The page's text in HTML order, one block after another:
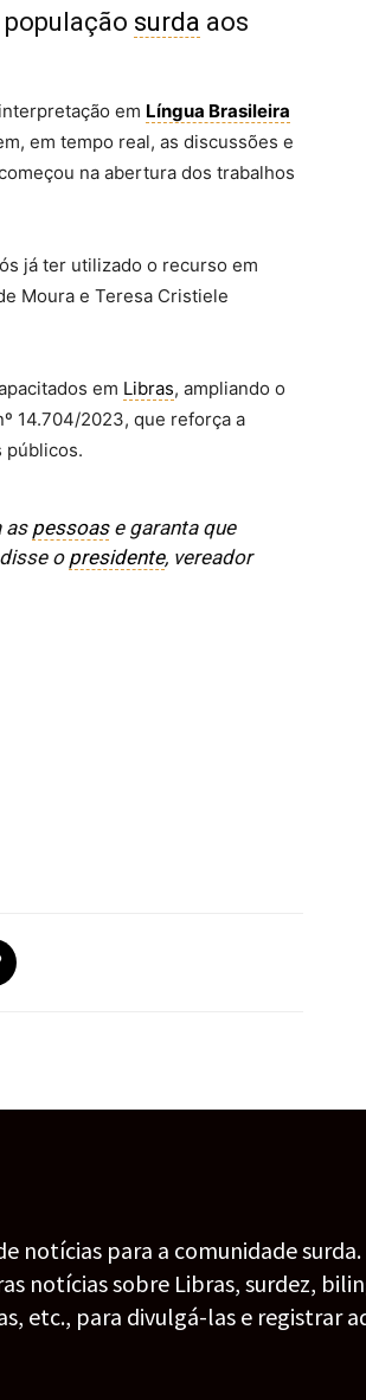
surda aos
em Língua Brasileira
em tempo real, as discussões e
na abertura dos trabalhos
já ter utilizado o recurso em
Moura e Teresa Cristiele
em Libras, ampliando o
14.704/2023, que reforça a
públicos.
as pessoase garanta que
o presidente, vereador
notícias para a comunidade surda.
notícias sobre Libras, surdez,
etc., para divulgá-las e registrar